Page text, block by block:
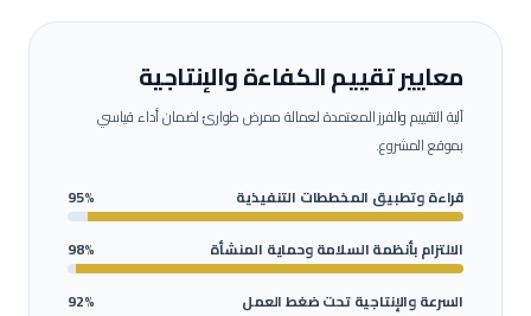
معايير تقييم الكفاءة والإنتاجية
آلية التقييم والفرز المعتمدة لعمالةممرض طوارئلضمان أداء قياسي
بموقع المشروع.
قراءة وتطبيق المخططات التنفيذية
95%
الالتزام بأنظمة السلامة وحماية المنشأة
98%
السرعة والإنتاجية تحت ضغط العمل
92%